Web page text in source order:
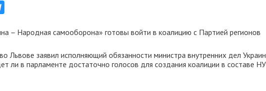
– Народная самооборона» готовы войти в коалицию с Партией регионов
Львове заявил исполняющий обязанности министра внутренних дел
ли в парламенте достаточно голосов для создания коалиции в составе